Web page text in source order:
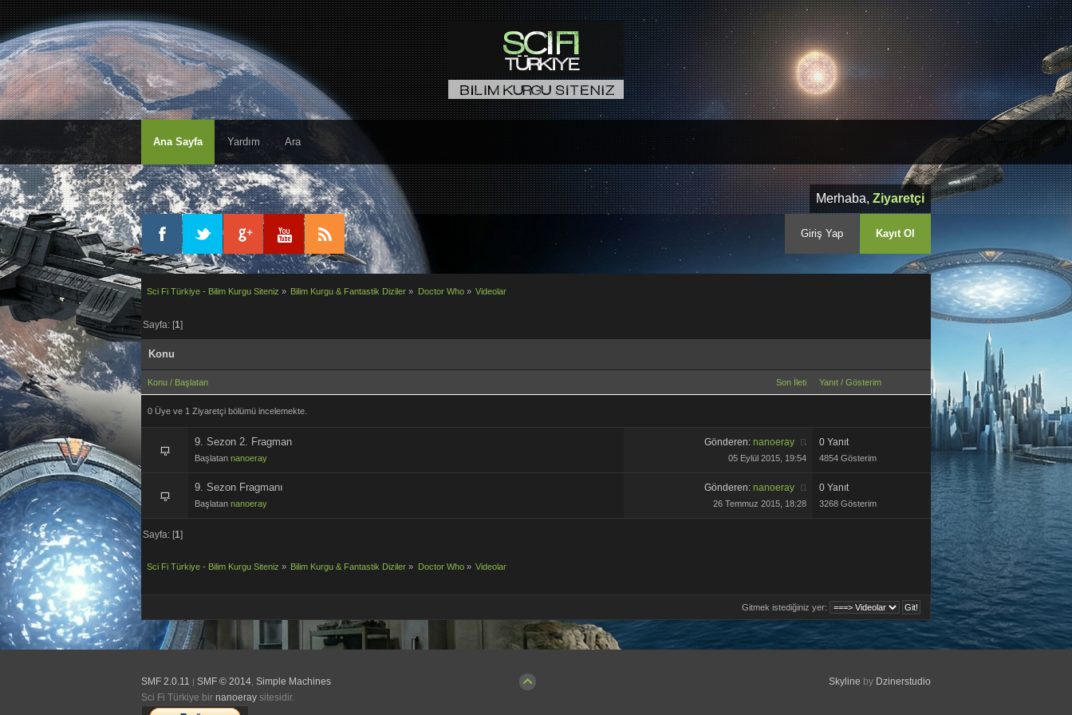
Ana Sayfa Yardım Ara
Merhaba, Ziyaretçi
Giriş Yap Kayıt Ol
Sci Fi Türkiye - Bilim Kurgu Siteniz » Bilim Kurgu & Fantastik Diziler » Doctor Who» Videolar
Sayfa: [1]
Konu
Konu / Başlatan Son İleti Yanıt / Gösterim
0 Üye ve 1 Ziyaretçi bölümü incelemekte.
9. Sezon 2. Fragman
Başlatan nanoeray
Gönderen: nanoeray
05 Eylül 2015, 19:54
0 Yanıt
4854 Gösterim
9. Sezon Fragmanı
Başlatan nanoeray
Gönderen: nanoeray
26 Temmuz 2015, 18:28
0 Yanıt
3268 Gösterim
Sayfa: [1]
Sci Fi Türkiye - Bilim Kurgu Siteniz » Bilim Kurgu & Fantastik Diziler » Doctor Who» Videolar
Gitmek istediğiniz yer:
SMF 2.0.11 | SMF © 2014 Simple Machines
Sci Fi Türkiye bir nanoeray sitesidir.
Skyline by Dzinerstudio